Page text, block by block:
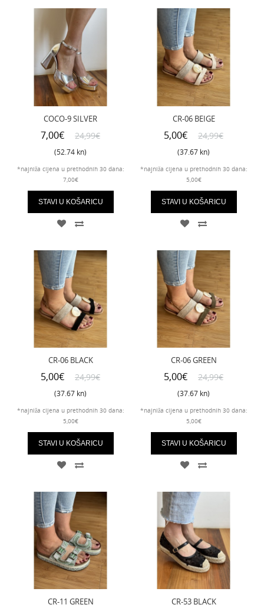
COCO-9 SILVER
7,00€ 24,99€
(52.74 kn)
*najniža cijena u prethodnih 30 dana:
7,00€
STAVI U KOŠARICU
CR-06 BEIGE
5,00€ 24,99€
(37.67 kn)
*najniža cijena u prethodnih 30 dana:
5,00€
STAVI U KOŠARICU
CR-06 BLACK
5,00€ 24,99€
(37.67 kn)
*najniža cijena u prethodnih 30 dana:
5,00€
STAVI U KOŠARICU
CR-06 GREEN
5,00€ 24,99€
(37.67 kn)
*najniža cijena u prethodnih 30 dana:
5,00€
STAVI U KOŠARICU
CR-11 GREEN CR-53 BLACK